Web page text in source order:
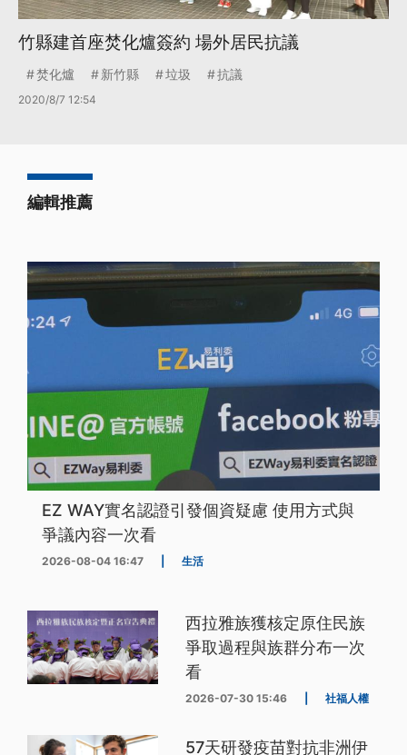
竹縣建首座焚化爐簽約 場外居民抗議
焚化爐 新竹縣 垃圾 抗議
2020/8/7 12:54
編輯推薦
EZ WAY實名認證引發個資疑慮 使用方式與
爭議內容一次看
2026-08-04 16:47 生活
西拉雅族獲核定原住民族
爭取過程與族群分布一次
看
2026-07-30 15:46 社福人權
57天研發疫苗對抗非洲伊